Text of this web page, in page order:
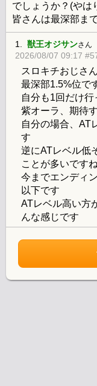
でしょうか？(やは
皆さんは最深部ま
1. 獣王オジサンさん
2026/08/07 09:17
スロキチおじさん
最深部1.5%位で
自分も1回だけ
紫オーラ、期待
自分の場合、AT
す
逆にATレベル低
ことが多いですね
今までエンディ
以下です
ATレベル高い方
んな感じです